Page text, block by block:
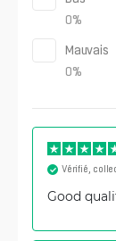
0%
Mauvais
0%
Vérifié,
Good